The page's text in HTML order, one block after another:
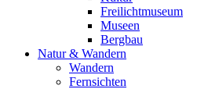
Freilichtmuseum
Museen
Bergbau
Natur & Wandern
Wandern
Fernsichten